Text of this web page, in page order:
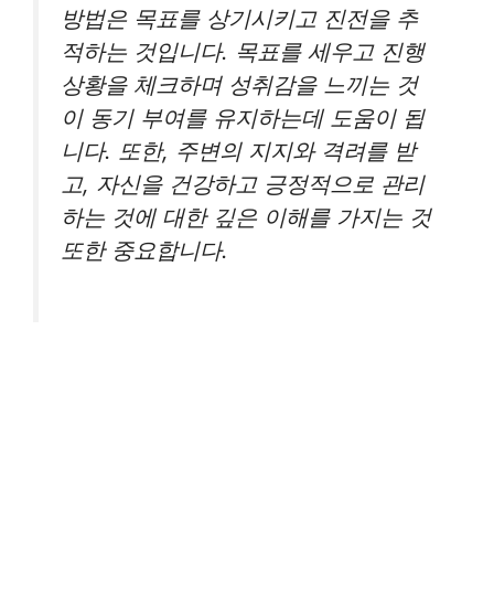
방법은 목표를 상기시키고 진전을 추
적하는 것입니다. 목표를 세우고 진행
상황을 체크하며 성취감을 느끼는 것
이 동기 부여를 유지하는데 도움이 됩
니다. 또한, 주변의 지지와 격려를 받
고, 자신을 건강하고 긍정적으로 관리
하는 것에 대한 깊은 이해를 가지는 것
또한 중요합니다.